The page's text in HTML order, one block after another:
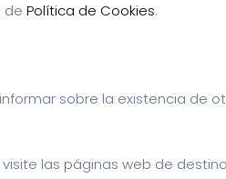
de Política de Cookies.
sobre la existencia de
las páginas web de